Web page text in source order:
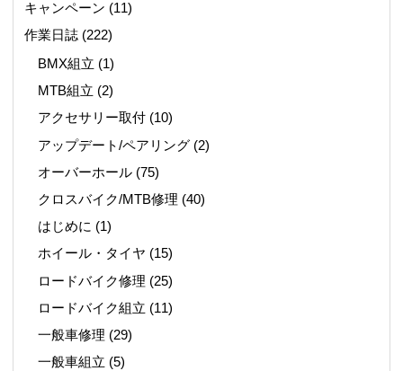
キャンペーン (11)
作業日誌(222)
BMX組立 (1)
MTB組立 (2)
アクセサリー取付 (10)
アップデート/ペアリング (2)
オーバーホール (75)
クロスバイク/MTB修理 (40)
はじめに (1)
ホイール・タイヤ (15)
ロードバイク修理 (25)
ロードバイク組立 (11)
一般車修理 (29)
一般車組立 (5)